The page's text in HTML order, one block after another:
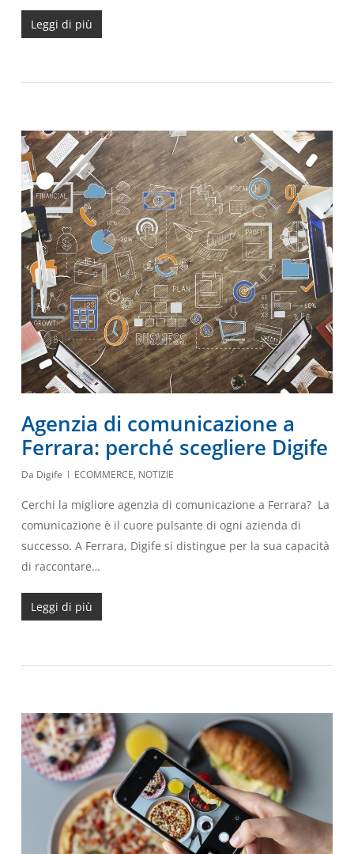
Leggi di più
Agenzia di comunicazione a
Ferrara: perché scegliere Digife
Da Digife ECOMMERCE, NOTIZIE
Cerchi la migliore agenzia di comunicazione a Ferrara? La
comunicazione è il cuore pulsante di ogni azienda di
successo. A Ferrara, Digife si distingue per la sua capacità
di raccontare…
Leggi di più